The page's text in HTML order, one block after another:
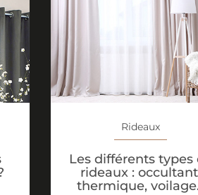
Rideaux
Les différents types
rideaux :
thermique,